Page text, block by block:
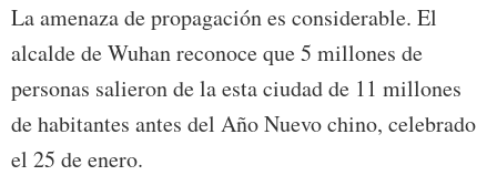
La amenaza de propagación es considerable. El
alcalde de Wuhan reconoce que 5 millones de
personas salieron de la esta ciudad de 11 millones
de habitantes antes del Año Nuevo chino, celebrado
el 25 de enero.